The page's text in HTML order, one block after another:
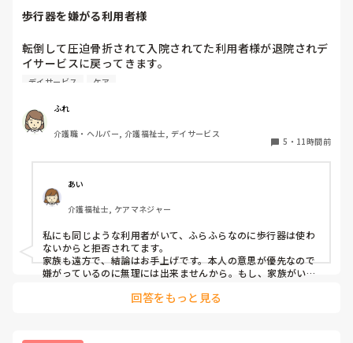
されメンタル
歩行器を嫌がる利用者様
転倒して圧迫骨折されて入院されてた利用者様が退院されデ
イサービスに戻ってきます。
ケアマネや医師からも歩行器を利用するように言われてるそ
もともと杖歩行がかなり不安定で何度も転倒されてた方で、
ADLも以前より低下してるようです。
体重も80kg近くあって、病院食で少し痩せたものの、家に
大柄な方なので、本人自身が転んでも危ないし、不安定な歩
行で転倒されたら他利用者様もまきこまないかとも心配され
ます。
利用再開されたら、もちろん歩行器をすすめますが、お断り
されたらデイサービスを利用できません！とは言えないもの
なのでしょうか？
うまく歩行器を利用していただけるにはどう接したらよいか
デイサービス ケア
ふれ
介護職・ヘルパー, 介護福祉士, デイサービス
5 ・ 11時間前
あい
介護福祉士, ケアマネジャー
私にも同じような利用者がいて、ふらふらなのに歩行器は使わ
ないからと拒否されてます。
家族も遠方で、結論はお手上げです。本人の意思が優先なので
嫌がっているのに無理には出来ませんから。もし、家族がいれ
回答をもっと見る